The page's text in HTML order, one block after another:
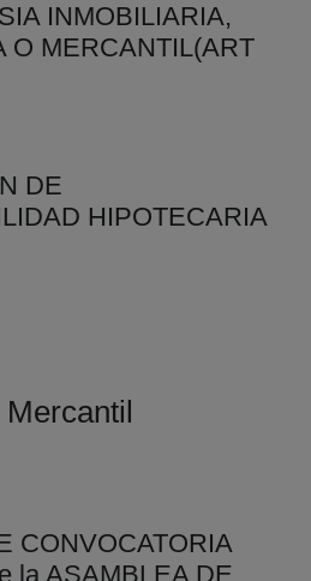
INMOBILIARIA,
O MERCANTIL(ART
DE
HIPOTECARIA
CONVOCATORIA
la ASAMBLEA DE